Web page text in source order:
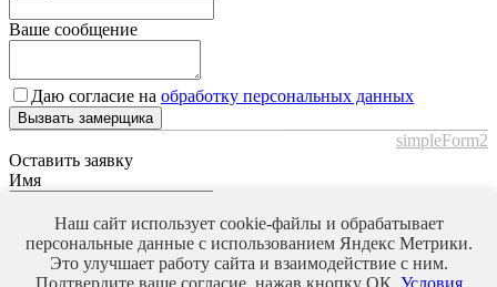
Ваше сообщение
Даю согласие на обработку персональных данных
Вызвать замерщика
simpleForm2
Оставить заявку
Имя
Телефон*
Ваше сообщение
Наш сайт использует cookie-файлы и обрабатывает
персональные данные с использованием Яндекс Метрики.
Это улучшает работу сайта и взаимодействие с ним.
Подтвердите ваше согласие, нажав кнопку ОК. Условия